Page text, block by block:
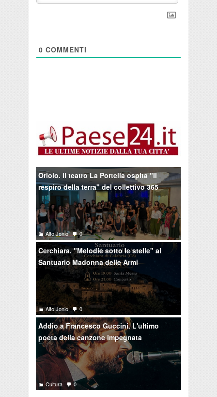
0 COMMENTI
Oriolo. Il teatro La Portella ospita "Il
respiro della terra" del collettivo 365
Alto Jonio 0
Cerchiara. "Melodie sotto le stelle" al
Santuario Madonna delle Armi
Alto Jonio 0
Addio a Francesco Guccini. L'ultimo
poeta della canzone impegnata
Cultura 0